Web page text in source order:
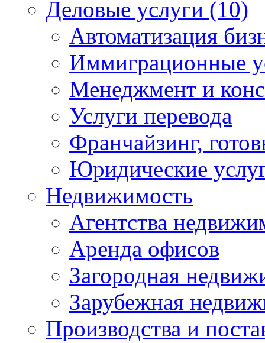
Деловые услуги (10)
Автоматизация
Иммиграционные
Менеджмент и
Услуги перевода
Франчайзинг,
Юридические
Недвижимость
Агентства
Аренда офисов
Загородная
Зарубежная
Производства и